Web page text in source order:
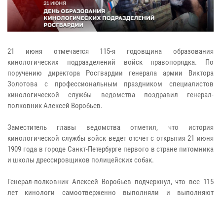
21 июня отмечается 115-я годовщина образования
кинологических подразделений войск правопорядка. По
поручению директора Росгвардии генерала армии Виктора
Золотова с профессиональным праздником специалистов
кинологической службы ведомства поздравил генерал-
полковник Алексей Воробьев.
Заместитель главы ведомства отметил, что история
кинологической службы войск ведет отсчет с открытия 21 июня
1909 года в городе Санкт-Петербурге первого в стране питомника
и школы дрессировщиков полицейских собак.
Генерал-полковник Алексей Воробьев подчеркнул, что все 115
лет кинологи самоотверженно выполняли и выполняют